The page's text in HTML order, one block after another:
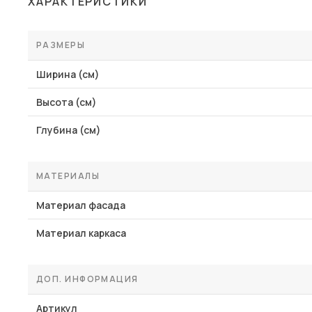
Шкафы и стеллажи
Комоды и тумбы
Вешалки и обувницы
Гарнитуры
РАЗМЕРЫ
Ширина (см)
Высота (см)
Глубина (см)
МАТЕРИАЛЫ
Материал фасада
Материал каркаса
ДОП. ИНФОРМАЦИЯ
Артикул